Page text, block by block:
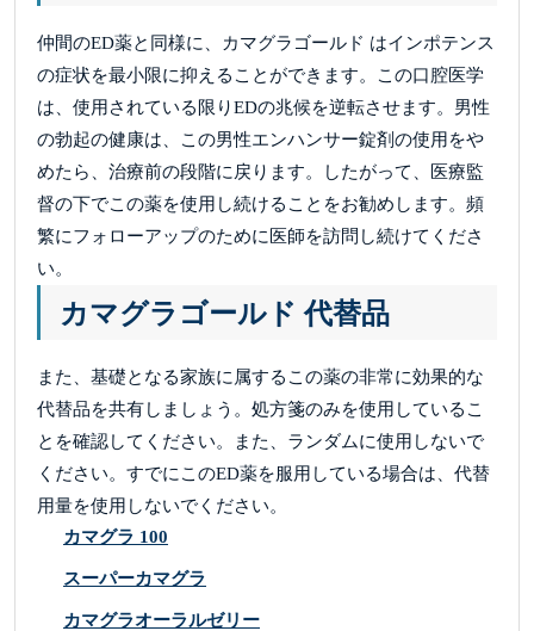
仲間のED薬と同様に、カマグラゴールド はインポテンス
の症状を最小限に抑えることができます。この口腔医学
は、使用されている限りEDの兆候を逆転させます。男性
の勃起の健康は、この男性エンハンサー錠剤の使用をや
めたら、治療前の段階に戻ります。したがって、医療監
督の下でこの薬を使用し続けることをお勧めします。頻
繁にフォローアップのために医師を訪問し続けてくださ
い。
カマグラゴールド 代替品
また、基礎となる家族に属するこの薬の非常に効果的な
代替品を共有しましょう。処方箋のみを使用しているこ
とを確認してください。また、ランダムに使用しないで
ください。すでにこのED薬を服用している場合は、代替
用量を使用しないでください。
カマグラ 100
スーパーカマグラ
カマグラオーラルゼリー